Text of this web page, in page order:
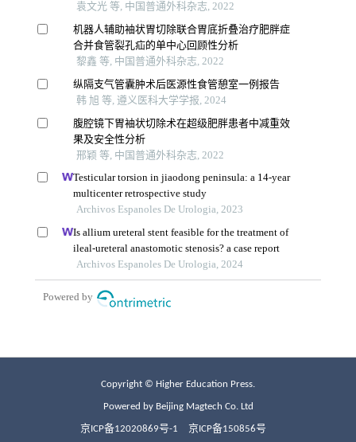
Copyright © Higher Education Press.
Powered by Beijing Magtech Co. Ltd
京ICP备12020869号-1 京ICP备150856号